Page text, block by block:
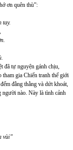
ơn quên thù”:
tay.
đã tự nguyện gánh chịu,
gia Chiến tranh thế giới
đằng thằng và dứt khoát,
người nào. Này là tình cảnh
vùi”